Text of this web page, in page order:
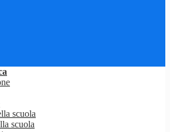
scuola
scuola